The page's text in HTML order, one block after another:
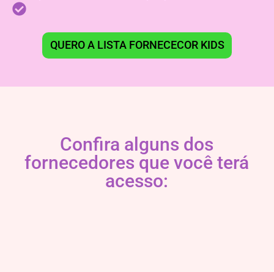
QUERO A LISTA FORNECECOR KIDS
Confira alguns dos
fornecedores que você terá
acesso: